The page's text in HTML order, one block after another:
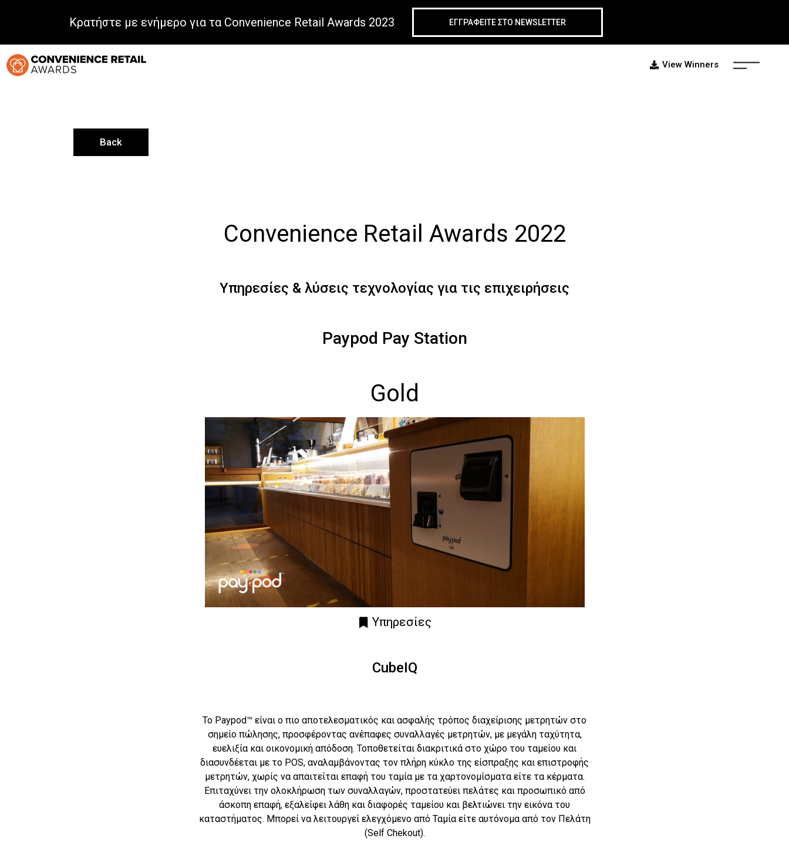
Κρατήστε με ενήμερο για τα Convenience Retail Awards 2023 ΕΓΓΡΑΦΕΙΤΕ ΣΤΟ NEWSLETTER
View Winners
Back
Convenience Retail Awards 2022
Υπηρεσίες & λύσεις τεχνολογίας για τις επιχειρήσεις
Paypod Pay Station
Gold
Υπηρεσίες
CubeIQ
Το Paypod™ είναι ο πιο αποτελεσματικός και ασφαλής τρόπος διαχείρισης μετρητών στο
σημείο πώλησης, προσφέροντας ανέπαφες συναλλαγές μετρητών, με μεγάλη ταχύτητα,
ευελιξία και οικονομική απόδοση. Τοποθετείται διακριτικά στο χώρο του ταμείου και
διασυνδέεται με το POS, αναλαμβάνοντας τον πλήρη κύκλο της είσπραξης και επιστροφής
μετρητών, χωρίς να απαιτείται επαφή του ταμία με τα χαρτονομίσματα είτε τα κέρματα.
Επιταχύνει την ολοκλήρωση των συναλλαγών, προστατεύει πελάτες και προσωπικό από
άσκοπη επαφή, εξαλείφει λάθη και διαφορές ταμείου και βελτιώνει την εικόνα του
καταστήματος. Μπορεί να λειτουργεί ελεγχόμενο από Ταμία είτε αυτόνομα από τον Πελάτη
(Self Chekout).